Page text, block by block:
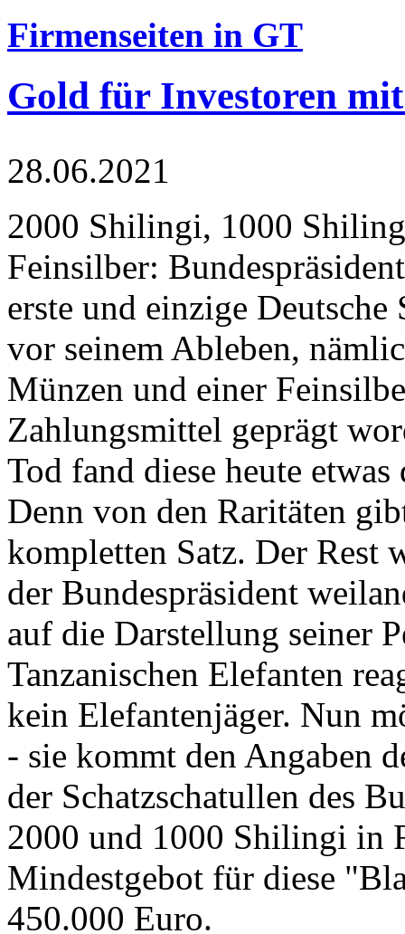
Firmenseiten in GT
Gold für Investoren
28.06.2021
2000 Shilingi, 1000
Feinsilber:
erste und einzige Deutsche
vor seinem Ableben,
Münzen und einer
Zahlungsmittel geprägt
Tod fand diese heute
Denn von den Raritäten
kompletten Satz. Der Rest
der Bundespräsident
auf die Darstellung seiner
Tanzanischen Elefanten
kein Elefantenjäger. Nun
- sie kommt den Angaben
der Schatzschatullen des
2000 und 1000 Shilingi in
Mindestgebot für diese
450.000 Euro.